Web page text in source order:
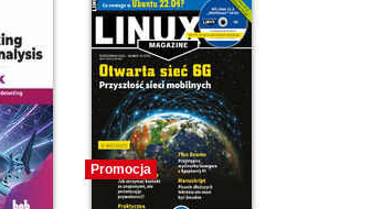
Promocja